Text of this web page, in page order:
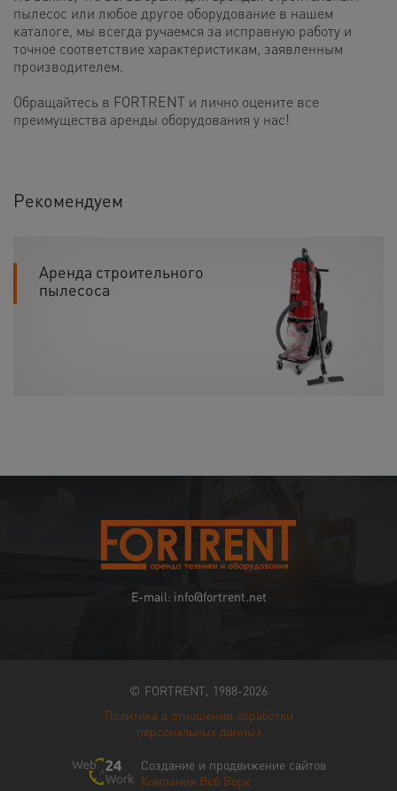
пылесос или любое другое оборудование в нашем
каталоге, мы всегда ручаемся за исправную работу и
точное соответствие характеристикам, заявленным
производителем.
Обращайтесь в FORTRENT и лично оцените все
преимущества аренды оборудования у нас!
Рекомендуем
Аренда строительного
пылесоса
E-mail: info@fortrent.net
© FORTRENT, 1988-2026
Политика в отношении обработки
персональных данных
Создание и продвижение сайтов
Компания Веб Ворк